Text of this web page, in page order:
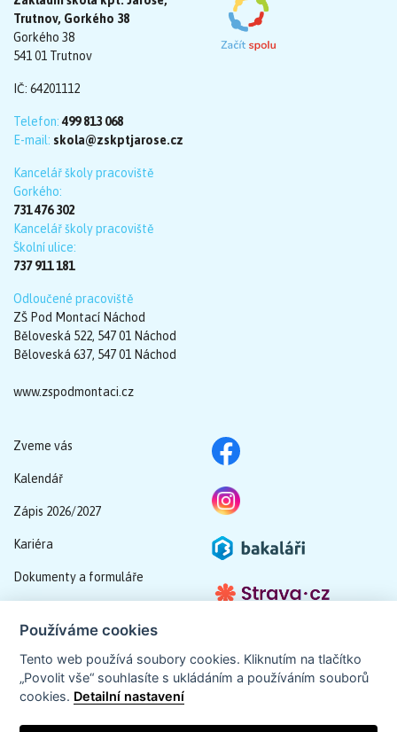
Trutnov, Gorkého 38
Gorkého 38
541 01 Trutnov
IČ: 64201112
Telefon: 499 813 068
E-mail: skola@zskptjarose.cz
Kancelář školy pracoviště
Gorkého:
731 476 302
Kancelář školy pracoviště
Školní ulice:
737 911 181
Odloučené pracoviště
ZŠ Pod Montací Náchod
Běloveská 522, 547 01 Náchod
Běloveská 637, 547 01 Náchod
www.zspodmontaci.cz
Zveme vás
Kalendář
Zápis 2026/2027
Kariéra
Dokumenty a formuláře
Používáme cookies
Tento web používá soubory cookies. Kliknutím na tlačítko
„Povolit vše“ souhlasíte s ukládáním a používáním souborů
cookies. Detailní nastavení